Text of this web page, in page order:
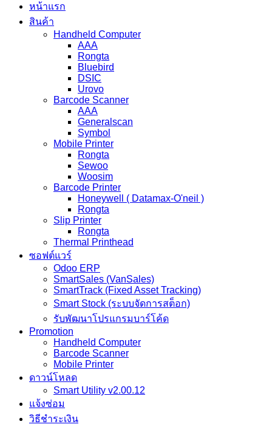
หน้าแรก
สินค้า
Handheld Computer
AAA
Rongta
Bluebird
DSIC
Urovo
Barcode Scanner
AAA
Generalscan
Symbol
Mobile Printer
Rongta
Sewoo
Woosim
Barcode Printer
Honeywell ( Datamax-O'neil )
Rongta
Slip Printer
Rongta
Thermal Printhead
ซอฟต์แวร์
Odoo ERP
SmartSales (VanSales)
SmartTrack (Fixed Asset Tracking)
Smart Stock (ระบบจัดการสต็อก)
รับพัฒนาโปรแกรมบาร์โค้ด
Promotion
Handheld Computer
Barcode Scanner
Mobile Printer
ดาวน์โหลด
Smart Utility v2.00.12
แจ้งซ่อม
วิธีชำระเงิน